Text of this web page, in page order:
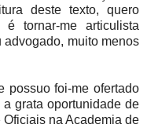
deste texto, quero
tornar-me articulista
muito menos
possuo foi-me ofertado
grata oportunidade de
na Academia de